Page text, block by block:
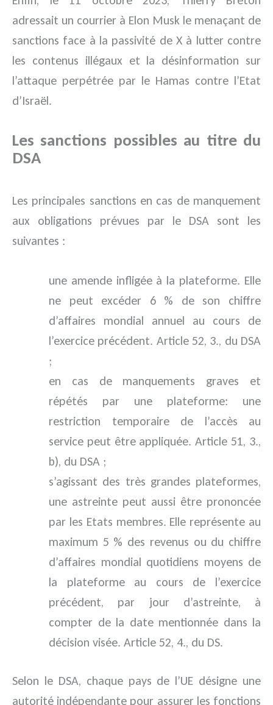
adressait un courrier à Elon Musk le menaçant de
sanctions face à la passivité de X à lutter contre
les contenus illégaux et la désinformation sur
l’attaque perpétrée par le Hamas contre l’Etat
d’Israël.
Les sanctions possibles au titre du
DSA
Les principales sanctions en cas de manquement
aux obligations prévues par le DSA sont les
suivantes :
une amende infligée à la plateforme. Elle
ne peut excéder 6 % de son chiffre
d’affaires mondial annuel au cours de
l’exercice précédent. Article 52, 3., du DSA
;
en cas de manquements graves et
répétés par une plateforme: une
restriction temporaire de l’accès au
service peut être appliquée. Article 51, 3.,
b), du DSA ;
s’agissant des très grandes plateformes,
une astreinte peut aussi être prononcée
par les Etats membres. Elle représente au
maximum 5 % des revenus ou du chiffre
d’affaires mondial quotidiens moyens de
la plateforme au cours de l’exercice
précédent, par jour d’astreinte, à
compter de la date mentionnée dans la
décision visée. Article 52, 4., du DS.
Selon le DSA, chaque pays de l’UE désigne une
autorité indépendante pour assurer les fonctions